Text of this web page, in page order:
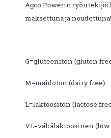
Agco Powerin
maksettuna ja noudettuna!
G=gluteeniton (gluten
M=maidoton (dairy free)
L=laktoositon (lactose
VL=vähälaktoosinen (low